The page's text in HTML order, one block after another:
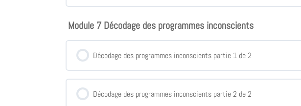
Module 7 Décodage des programmes inconscients
Décodage des programmes inconscients partie 1 de 2
Décodage des programmes inconscients partie 2 de 2